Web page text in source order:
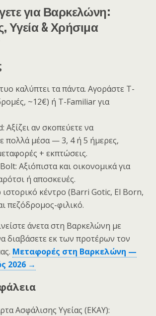
για Βαρκελώνη:
Υγεία & Χρήσιμα
καλύπτει τα πάντα. Αγοράστε T-
~12€) ή T-Familiar για
Αξίζει αν σκοπεύετε να
πολλά μέσα — 3, 4 ή 5 ήμερες,
+ εκπτώσεις.
Αξιόπιστα και οικονομικά για
ή αποσκευές.
ιστορικό κέντρο (Barri Gotic, El Born,
πεζόδρομος-φιλικό.
άνετα στη Βαρκελώνη με
διαβάσετε εκ των προτέρων τον
Μεταφορές στη Βαρκελώνη —
2026 →
Ασφάλισης Υγείας (ΕΚΑΥ):